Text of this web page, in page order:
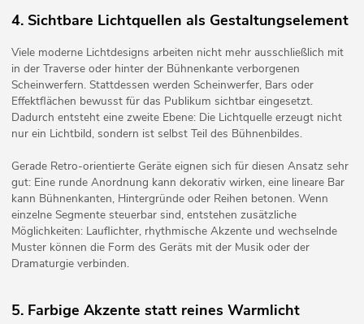
4. Sichtbare Lichtquellen als Gestaltungselement
Viele moderne Lichtdesigns arbeiten nicht mehr ausschließlich mit
in der Traverse oder hinter der Bühnenkante verborgenen
Scheinwerfern. Stattdessen werden Scheinwerfer, Bars oder
Effektflächen bewusst für das Publikum sichtbar eingesetzt.
Dadurch entsteht eine zweite Ebene: Die Lichtquelle erzeugt nicht
nur ein Lichtbild, sondern ist selbst Teil des Bühnenbildes.
Gerade Retro-orientierte Geräte eignen sich für diesen Ansatz sehr
gut: Eine runde Anordnung kann dekorativ wirken, eine lineare Bar
kann Bühnenkanten, Hintergründe oder Reihen betonen. Wenn
einzelne Segmente steuerbar sind, entstehen zusätzliche
Möglichkeiten: Lauflichter, rhythmische Akzente und wechselnde
Muster können die Form des Geräts mit der Musik oder der
Dramaturgie verbinden.
5. Farbige Akzente statt reines Warmlicht